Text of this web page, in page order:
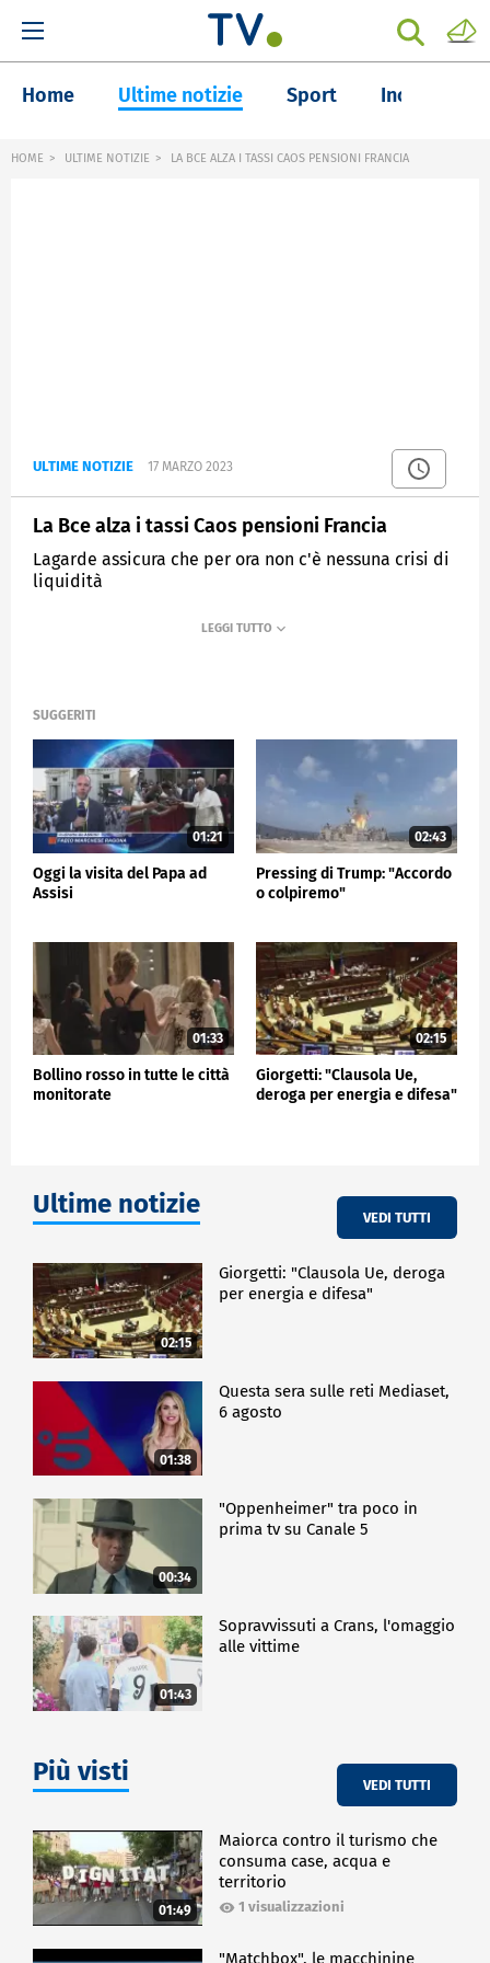
Home Ultime notizie Sport Inchieste
HOME ULTIME NOTIZIE LA BCE ALZA I TASSI CAOS PENSIONI FRANCIA
ULTIME NOTIZIE 17 MARZO 2023
La Bce alza i tassi Caos pensioni Francia
Lagarde assicura che per ora non c'è nessuna crisi di
liquidità
SUGGERITI
01:21
Oggi la visita del Papa ad
Assisi
02:43
Pressing di Trump: "Accordo
o colpiremo"
01:33
Bollino rosso in tutte le città
monitorate
02:15
Giorgetti: "Clausola Ue,
deroga per energia e difesa"
Ultime notizie VEDI TUTTI
02:15
Giorgetti: "Clausola Ue, deroga
per energia e difesa"
01:38
Questa sera sulle reti Mediaset,
6 agosto
00:34
"Oppenheimer" tra poco in
prima tv su Canale 5
01:43
Sopravvissuti a Crans, l'omaggio
alle vittime
Più visti VEDI TUTTI
01:49
Maiorca contro il turismo che
consuma case, acqua e
territorio
1 visualizzazioni
"Matchbox", le macchinine